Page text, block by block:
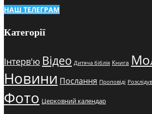
НАШ ТЕЛЕГРАМ
Категорії
Інтерв'ю Відео Дитяча біблія Книга
Новини Послання Проповіді
Фото Церковний календар